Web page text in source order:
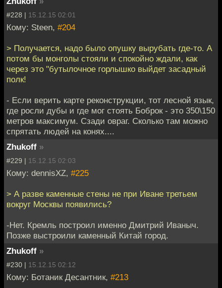
#228 | 15.12.15 02:01
Кому: Steen, #204
> Получается, надо было опушку вырубать где-то. А
потом бы монголы стояли и спокойно ждали, как
через это "бутылочное горлышко выйдет засадный
полк!
- Если верить карте реконструкции, тот лесной язык,
где росли дубы и где мог стоять Боброк - это 350\150
метров максимум. Сзади овраг. Сколько там можно
спрятать людей на конях....
Zhukoff »
#229 | 15.12.15 02:03
Кому: dennisXZ, #225
> А разве каменные стены не при Иване третьем
вокруг Москвы появились?
-Нет. Кремль построил именно Дмитрий Иваныч.
Позже выстроили каменный Китай город.
Zhukoff »
#230 | 15.12.15 02:12
Кому: Ботаник Десантник, #213